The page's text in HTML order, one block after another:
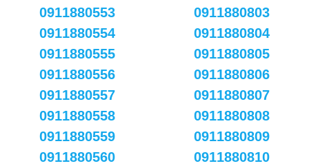
0911880553
0911880554
0911880555
0911880556
0911880557
0911880558
0911880559
0911880560
0911880803
0911880804
0911880805
0911880806
0911880807
0911880808
0911880809
0911880810